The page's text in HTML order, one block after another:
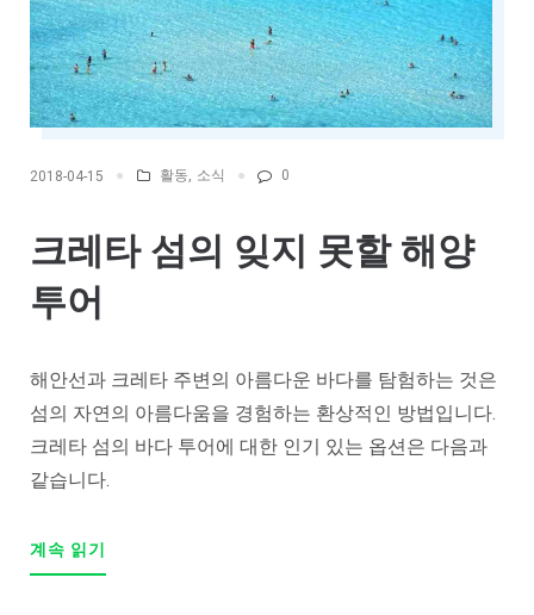
2018-04-15 활동, 소식 0
크레타 섬의 잊지 못할 해양
투어
해안선과 크레타 주변의 아름다운 바다를 탐험하는 것은
섬의 자연의 아름다움을 경험하는 환상적인 방법입니다.
크레타 섬의 바다 투어에 대한 인기 있는 옵션은 다음과
같습니다.
계속 읽기
OCEAN